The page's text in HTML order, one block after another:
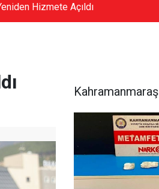
Hizmete Açıldı
Kahramanmaraş